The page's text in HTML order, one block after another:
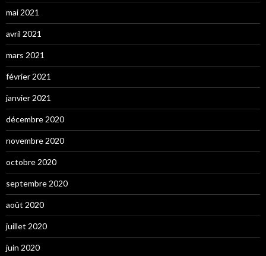
mai 2021
avril 2021
mars 2021
février 2021
janvier 2021
décembre 2020
novembre 2020
octobre 2020
septembre 2020
août 2020
juillet 2020
juin 2020